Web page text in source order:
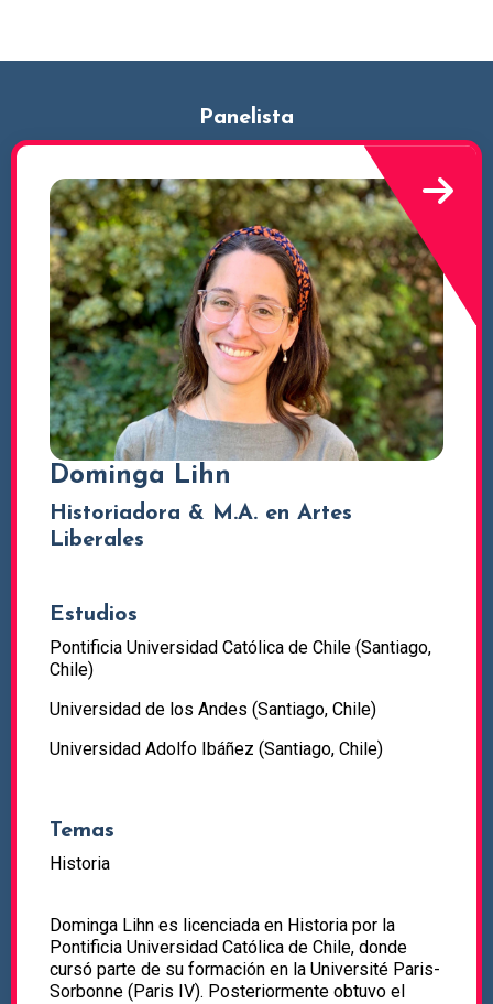
Panelista
Dominga Lihn
Historiadora & M.A. en Artes
Liberales
Estudios
Pontificia Universidad Católica de Chile (Santiago,
Chile)
Universidad de los Andes (Santiago, Chile)
Universidad Adolfo Ibáñez (Santiago, Chile)
Temas
Historia
Dominga Lihn es licenciada en Historia por la
Pontificia Universidad Católica de Chile, donde
cursó parte de su formación en la Université Paris-
Sorbonne (Paris IV). Posteriormente obtuvo el